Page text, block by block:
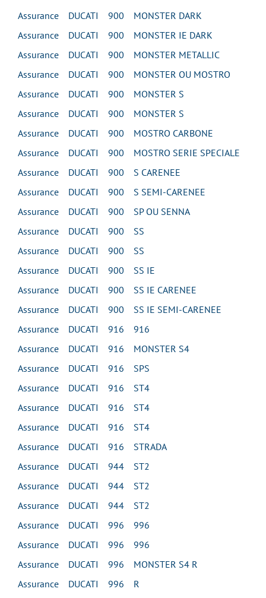
Assurance DUCATI 900 MONSTER DARK
Assurance DUCATI 900 MONSTER IE DARK
Assurance DUCATI 900 MONSTER METALLIC
Assurance DUCATI 900 MONSTER OU MOSTRO
Assurance DUCATI 900 MONSTER S
Assurance DUCATI 900 MONSTER S
Assurance DUCATI 900 MOSTRO CARBONE
Assurance DUCATI 900 MOSTRO SERIE SPECIALE
Assurance DUCATI 900 S CARENEE
Assurance DUCATI 900 S SEMI-CARENEE
Assurance DUCATI 900 SP OU SENNA
Assurance DUCATI 900 SS
Assurance DUCATI 900 SS
Assurance DUCATI 900 SS IE
Assurance DUCATI 900 SS IE CARENEE
Assurance DUCATI 900 SS IE SEMI-CARENEE
Assurance DUCATI 916 916
Assurance DUCATI 916 MONSTER S4
Assurance DUCATI 916 SPS
Assurance DUCATI 916 ST4
Assurance DUCATI 916 ST4
Assurance DUCATI 916 ST4
Assurance DUCATI 916 STRADA
Assurance DUCATI 944 ST2
Assurance DUCATI 944 ST2
Assurance DUCATI 944 ST2
Assurance DUCATI 996 996
Assurance DUCATI 996 996
Assurance DUCATI 996 MONSTER S4 R
Assurance DUCATI 996 R